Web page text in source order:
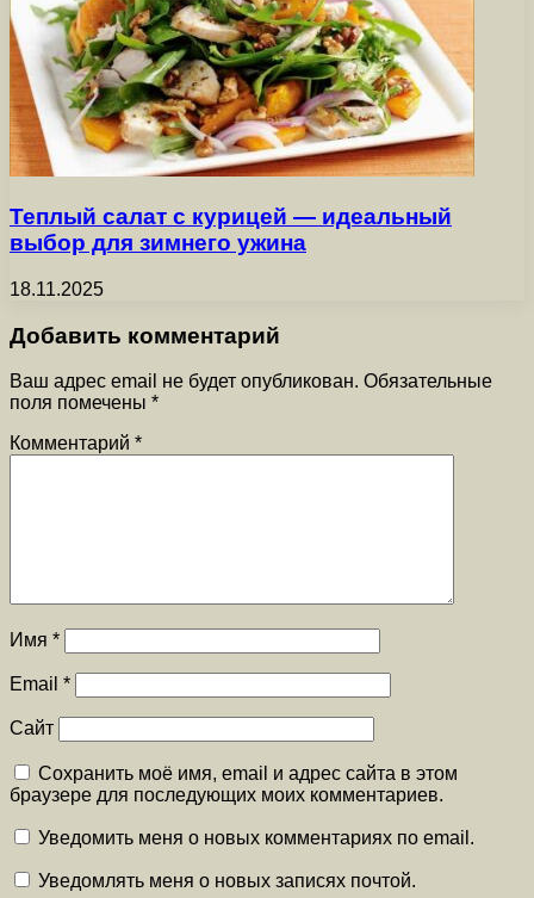
Теплый салат с курицей — идеальный
выбор для зимнего ужина
18.11.2025
Добавить комментарий
Ваш адрес email не будет опубликован. Обязательные
поля помечены *
Комментарий *
Имя *
Email *
Сайт
Сохранить моё имя, email и адрес сайта в этом
браузере для последующих моих комментариев.
Уведомить меня о новых комментариях по email.
Уведомлять меня о новых записях почтой.